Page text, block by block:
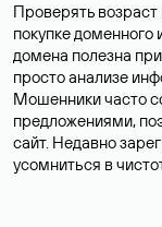
Проверять
покупке
домена полезна
просто анализе
Мошенники часто
предложениями,
сайт. Недавно
усомниться в